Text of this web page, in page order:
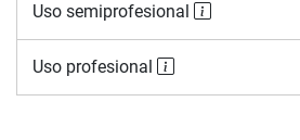
Uso semiprofesional
Uso profesional